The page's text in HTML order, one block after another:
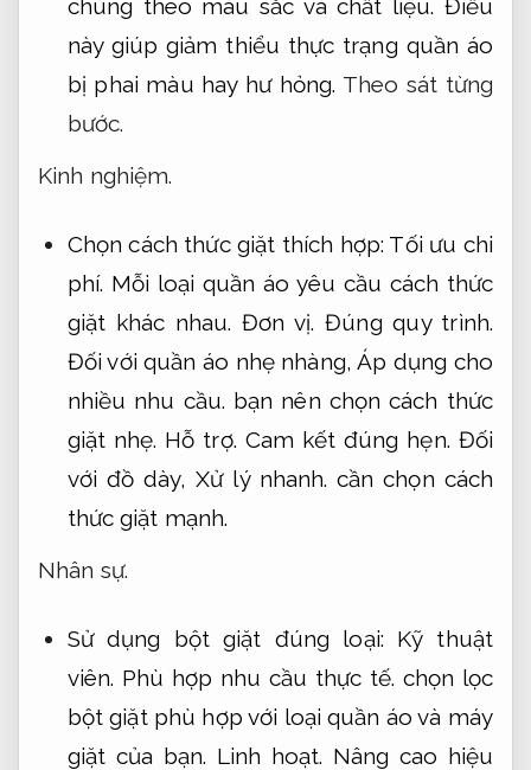
chúng theo màu sắc và chất liệu. Điều
này giúp giảm thiểu thực trạng quần áo
bị phai màu hay hư hỏng. Theo sát từng
bước.
Kinh nghiệm.
Chọn cách thức giặt thích hợp: Tối ưu chi
phí. Mỗi loại quần áo yêu cầu cách thức
giặt khác nhau.Đơn vị. Đúng quy trình.
Đối với quần áo nhẹ nhàng,Áp dụng cho
nhiều nhu cầu. bạn nên chọn cách thức
giặt nhẹ. Hỗ trợ. Cam kết đúng hẹn. Đối
với đồ dày,Xử lý nhanh. cần chọn cách
thức giặt mạnh.
Nhân sự.
Sử dụng bột giặt đúng loại: Kỹ thuật
viên. Phù hợp nhu cầu thực tế. chọn lọc
bột giặt phù hợp với loại quần áo và máy
giặt của bạn. Linh hoạt. Nâng cao hiệu